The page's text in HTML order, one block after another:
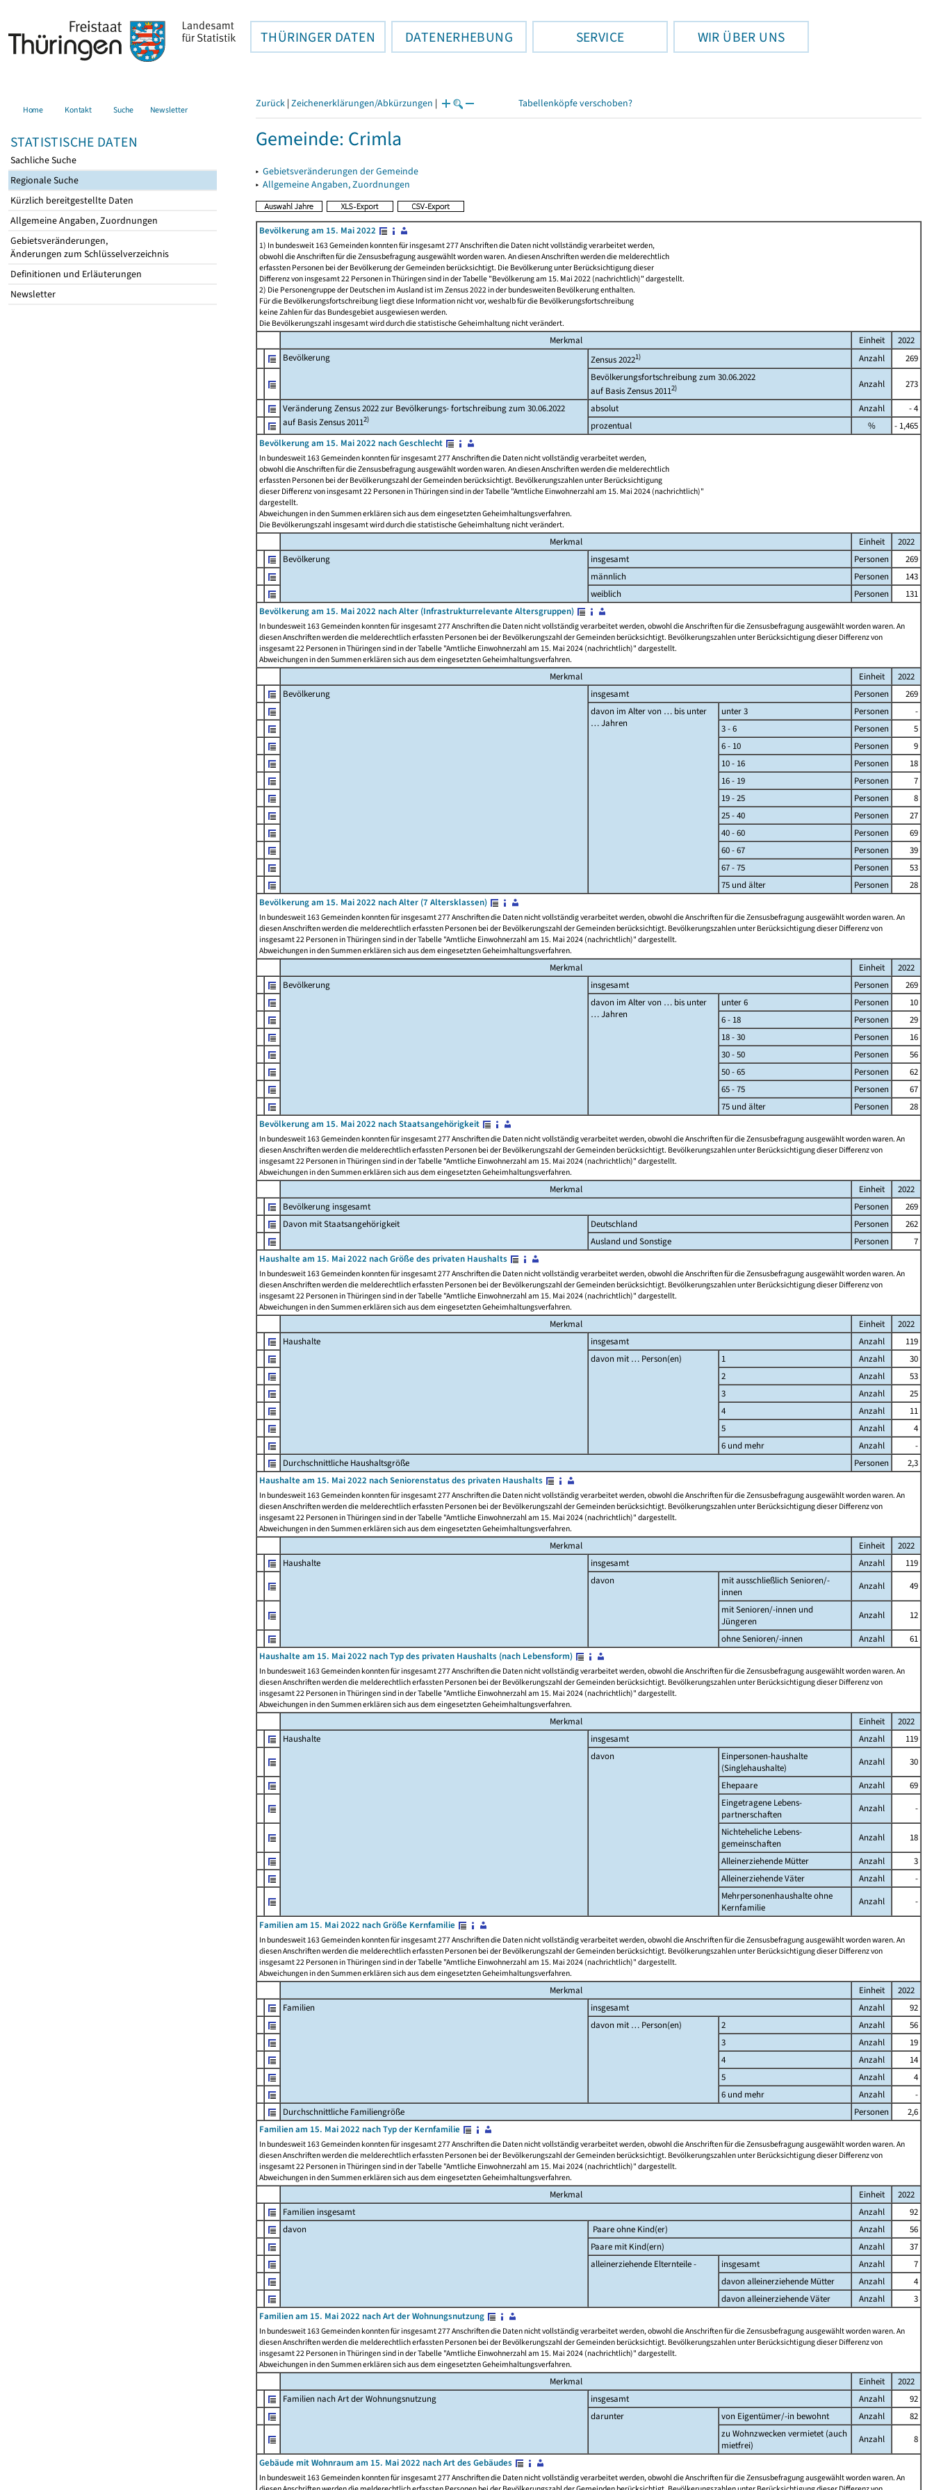
THÜRINGER DATEN DATENERHEBUNG SERVICE WIR ÜBER UNS
Home Kontakt Suche Newsletter
STATISTISCHE DATEN
Sachliche Suche
Regionale Suche
Kürzlich bereitgestellte Daten
Allgemeine Angaben, Zuordnungen
Gebietsveränderungen,
Änderungen zum Schlüsselverzeichnis
Definitionen und Erläuterungen
Newsletter
Zurück | Zeichenerklärungen/Abkürzungen | Tabellenköpfe verschoben?
Gemeinde: Crimla
▸ Gebietsveränderungen der Gemeinde
▸ Allgemeine Angaben, Zuordnungen
Bevölkerung am 15. Mai 2022
1) In bundesweit 163 Gemeinden konnten für insgesamt 277 Anschriften die Daten nicht vollständig verarbeitet werden,
obwohl die Anschriften für die Zensusbefragung ausgewählt worden waren. An diesen Anschriften werden die melderechtlich
erfassten Personen bei der Bevölkerung der Gemeinden berücksichtigt. Die Bevölkerung unter Berücksichtigung dieser
Differenz von insgesamt 22 Personen in Thüringen sind in der Tabelle "Bevölkerung am 15. Mai 2022 (nachrichtlich)" dargestellt.
2) Die Personengruppe der Deutschen im Ausland ist im Zensus 2022 in der bundesweiten Bevölkerung enthalten.
Für die Bevölkerungsfortschreibung liegt diese Information nicht vor, weshalb für die Bevölkerungsfortschreibung
keine Zahlen für das Bundesgebiet ausgewiesen werden.
Die Bevölkerungszahl insgesamt wird durch die statistische Geheimhaltung nicht verändert.
Merkmal Einheit
2022
Bevölkerung
Zensus 20221) Anzahl
269
Bevölkerungsfortschreibung zum 30.06.2022
auf Basis Zensus 20112) Anzahl 273
Veränderung Zensus 2022 zur Bevölkerungs- fortschreibung zum 30.06.2022
auf Basis Zensus 20112)
absolut Anzahl
- 4
prozentual
%
- 1,465
Bevölkerung am 15. Mai 2022 nach Geschlecht
In bundesweit 163 Gemeinden konnten für insgesamt 277 Anschriften die Daten nicht vollständig verarbeitet werden,
obwohl die Anschriften für die Zensusbefragung ausgewählt worden waren. An diesen Anschriften werden die melderechtlich
erfassten Personen bei der Bevölkerungszahl der Gemeinden berücksichtigt. Bevölkerungszahlen unter Berücksichtigung
dieser Differenz von insgesamt 22 Personen in Thüringen sind in der Tabelle "Amtliche Einwohnerzahl am 15. Mai 2024 (nachrichtlich)"
dargestellt.
Abweichungen in den Summen erklären sich aus dem eingesetzten Geheimhaltungsverfahren.
Die Bevölkerungszahl insgesamt wird durch die statistische Geheimhaltung nicht verändert.
Merkmal Einheit
2022
Bevölkerung
insgesamt Personen
269
männlich
Personen
143
weiblich
Personen
131
Bevölkerung am 15. Mai 2022 nach Alter (Infrastrukturrelevante Altersgruppen)
In bundesweit 163 Gemeinden konnten für insgesamt 277 Anschriften die Daten nicht vollständig verarbeitet werden, obwohl die Anschriften für die Zensusbefragung ausgewählt worden waren. An
diesen Anschriften werden die melderechtlich erfassten Personen bei der Bevölkerungszahl der Gemeinden berücksichtigt. Bevölkerungszahlen unter Berücksichtigung dieser Differenz von
insgesamt 22 Personen in Thüringen sind in der Tabelle "Amtliche Einwohnerzahl am 15. Mai 2024 (nachrichtlich)" dargestellt.
Abweichungen in den Summen erklären sich aus dem eingesetzten Geheimhaltungsverfahren.
Merkmal Einheit
2022
Bevölkerung
insgesamt Personen
269
davon im Alter von … bis unter
… Jahren
unter 3 Personen
-
3 - 6
Personen
5
6 - 10
Personen
9
10 - 16
Personen
18
16 - 19
Personen
7
19 - 25
Personen
8
25 - 40
Personen
27
40 - 60
Personen
69
60 - 67
Personen
39
67 - 75
Personen
53
75 und älter
Personen
28
Bevölkerung am 15. Mai 2022 nach Alter (7 Altersklassen)
In bundesweit 163 Gemeinden konnten für insgesamt 277 Anschriften die Daten nicht vollständig verarbeitet werden, obwohl die Anschriften für die Zensusbefragung ausgewählt worden waren. An
diesen Anschriften werden die melderechtlich erfassten Personen bei der Bevölkerungszahl der Gemeinden berücksichtigt. Bevölkerungszahlen unter Berücksichtigung dieser Differenz von
insgesamt 22 Personen in Thüringen sind in der Tabelle "Amtliche Einwohnerzahl am 15. Mai 2024 (nachrichtlich)" dargestellt.
Abweichungen in den Summen erklären sich aus dem eingesetzten Geheimhaltungsverfahren.
Merkmal Einheit
2022
Bevölkerung
insgesamt Personen
269
davon im Alter von … bis unter
… Jahren
unter 6 Personen
10
6 - 18
Personen
29
18 - 30
Personen
16
30 - 50
Personen
56
50 - 65
Personen
62
65 - 75
Personen
67
75 und älter
Personen
28
Bevölkerung am 15. Mai 2022 nach Staatsangehörigkeit
In bundesweit 163 Gemeinden konnten für insgesamt 277 Anschriften die Daten nicht vollständig verarbeitet werden, obwohl die Anschriften für die Zensusbefragung ausgewählt worden waren. An
diesen Anschriften werden die melderechtlich erfassten Personen bei der Bevölkerungszahl der Gemeinden berücksichtigt. Bevölkerungszahlen unter Berücksichtigung dieser Differenz von
insgesamt 22 Personen in Thüringen sind in der Tabelle "Amtliche Einwohnerzahl am 15. Mai 2024 (nachrichtlich)" dargestellt.
Abweichungen in den Summen erklären sich aus dem eingesetzten Geheimhaltungsverfahren.
Merkmal Einheit
2022
Bevölkerung insgesamt
Personen
269
Davon mit Staatsangehörigkeit
Deutschland Personen
262
Ausland und Sonstige
Personen
7
Haushalte am 15. Mai 2022 nach Größe des privaten Haushalts
In bundesweit 163 Gemeinden konnten für insgesamt 277 Anschriften die Daten nicht vollständig verarbeitet werden, obwohl die Anschriften für die Zensusbefragung ausgewählt worden waren. An
diesen Anschriften werden die melderechtlich erfassten Personen bei der Bevölkerungszahl der Gemeinden berücksichtigt. Bevölkerungszahlen unter Berücksichtigung dieser Differenz von
insgesamt 22 Personen in Thüringen sind in der Tabelle "Amtliche Einwohnerzahl am 15. Mai 2024 (nachrichtlich)" dargestellt.
Abweichungen in den Summen erklären sich aus dem eingesetzten Geheimhaltungsverfahren.
Merkmal Einheit
2022
Haushalte
insgesamt Anzahl
119
davon mit … Person(en)
1 Anzahl
30
2
Anzahl
53
3
Anzahl
25
4
Anzahl
11
5
Anzahl
4
6 und mehr
Anzahl
-
Durchschnittliche Haushaltsgröße
Personen
2,3
Haushalte am 15. Mai 2022 nach Seniorenstatus des privaten Haushalts
In bundesweit 163 Gemeinden konnten für insgesamt 277 Anschriften die Daten nicht vollständig verarbeitet werden, obwohl die Anschriften für die Zensusbefragung ausgewählt worden waren. An
diesen Anschriften werden die melderechtlich erfassten Personen bei der Bevölkerungszahl der Gemeinden berücksichtigt. Bevölkerungszahlen unter Berücksichtigung dieser Differenz von
insgesamt 22 Personen in Thüringen sind in der Tabelle "Amtliche Einwohnerzahl am 15. Mai 2024 (nachrichtlich)" dargestellt.
Abweichungen in den Summen erklären sich aus dem eingesetzten Geheimhaltungsverfahren.
Merkmal Einheit
2022
Haushalte
insgesamt Anzahl
119
davon
mit ausschließlich Senioren/-
innen
Anzahl
49
mit Senioren/-innen und
Jüngeren
Anzahl
12
ohne Senioren/-innen
Anzahl
61
Haushalte am 15. Mai 2022 nach Typ des privaten Haushalts (nach Lebensform)
In bundesweit 163 Gemeinden konnten für insgesamt 277 Anschriften die Daten nicht vollständig verarbeitet werden, obwohl die Anschriften für die Zensusbefragung ausgewählt worden waren. An
diesen Anschriften werden die melderechtlich erfassten Personen bei der Bevölkerungszahl der Gemeinden berücksichtigt. Bevölkerungszahlen unter Berücksichtigung dieser Differenz von
insgesamt 22 Personen in Thüringen sind in der Tabelle "Amtliche Einwohnerzahl am 15. Mai 2024 (nachrichtlich)" dargestellt.
Abweichungen in den Summen erklären sich aus dem eingesetzten Geheimhaltungsverfahren.
Merkmal Einheit
2022
Haushalte
insgesamt Anzahl
119
davon
Einpersonen-haushalte
(Singlehaushalte)
Anzahl
30
Ehepaare
Anzahl
69
Eingetragene Lebens-
partnerschaften
Anzahl
-
Nichteheliche Lebens-
gemeinschaften
Anzahl
18
Alleinerziehende Mütter
Anzahl
3
Alleinerziehende Väter
Anzahl
-
Mehrpersonenhaushalte ohne
Kernfamilie
Anzahl
-
Familien am 15. Mai 2022 nach Größe Kernfamilie
In bundesweit 163 Gemeinden konnten für insgesamt 277 Anschriften die Daten nicht vollständig verarbeitet werden, obwohl die Anschriften für die Zensusbefragung ausgewählt worden waren. An
diesen Anschriften werden die melderechtlich erfassten Personen bei der Bevölkerungszahl der Gemeinden berücksichtigt. Bevölkerungszahlen unter Berücksichtigung dieser Differenz von
insgesamt 22 Personen in Thüringen sind in der Tabelle "Amtliche Einwohnerzahl am 15. Mai 2024 (nachrichtlich)" dargestellt.
Abweichungen in den Summen erklären sich aus dem eingesetzten Geheimhaltungsverfahren.
Merkmal Einheit
2022
Familien
insgesamt Anzahl
92
davon mit … Person(en)
2 Anzahl
56
3
Anzahl
19
4
Anzahl
14
5
Anzahl
4
6 und mehr
Anzahl
-
Durchschnittliche Familiengröße
Personen
2,6
Familien am 15. Mai 2022 nach Typ der Kernfamilie
In bundesweit 163 Gemeinden konnten für insgesamt 277 Anschriften die Daten nicht vollständig verarbeitet werden, obwohl die Anschriften für die Zensusbefragung ausgewählt worden waren. An
diesen Anschriften werden die melderechtlich erfassten Personen bei der Bevölkerungszahl der Gemeinden berücksichtigt. Bevölkerungszahlen unter Berücksichtigung dieser Differenz von
insgesamt 22 Personen in Thüringen sind in der Tabelle "Amtliche Einwohnerzahl am 15. Mai 2024 (nachrichtlich)" dargestellt.
Abweichungen in den Summen erklären sich aus dem eingesetzten Geheimhaltungsverfahren.
Merkmal Einheit
2022
Familien insgesamt
Anzahl
92
davon
Paare ohne Kind(er) Anzahl
56
Paare mit Kind(ern)
Anzahl
37
alleinerziehende Elternteile -
insgesamt Anzahl
7
davon alleinerziehende Mütter
Anzahl
4
davon alleinerziehende Väter
Anzahl
3
Familien am 15. Mai 2022 nach Art der Wohnungsnutzung
In bundesweit 163 Gemeinden konnten für insgesamt 277 Anschriften die Daten nicht vollständig verarbeitet werden, obwohl die Anschriften für die Zensusbefragung ausgewählt worden waren. An
diesen Anschriften werden die melderechtlich erfassten Personen bei der Bevölkerungszahl der Gemeinden berücksichtigt. Bevölkerungszahlen unter Berücksichtigung dieser Differenz von
insgesamt 22 Personen in Thüringen sind in der Tabelle "Amtliche Einwohnerzahl am 15. Mai 2024 (nachrichtlich)" dargestellt.
Abweichungen in den Summen erklären sich aus dem eingesetzten Geheimhaltungsverfahren.
Merkmal Einheit
2022
Familien nach Art der Wohnungsnutzung
insgesamt Anzahl
92
darunter
von Eigentümer/-in bewohnt Anzahl
82
zu Wohnzwecken vermietet (auch
mietfrei)
Anzahl
8
Gebäude mit Wohnraum am 15. Mai 2022 nach Art des Gebäudes
In bundesweit 163 Gemeinden konnten für insgesamt 277 Anschriften die Daten nicht vollständig verarbeitet werden, obwohl die Anschriften für die Zensusbefragung ausgewählt worden waren. An